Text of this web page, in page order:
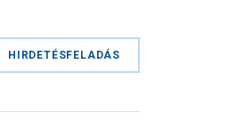
HIRDETÉSFELADÁS